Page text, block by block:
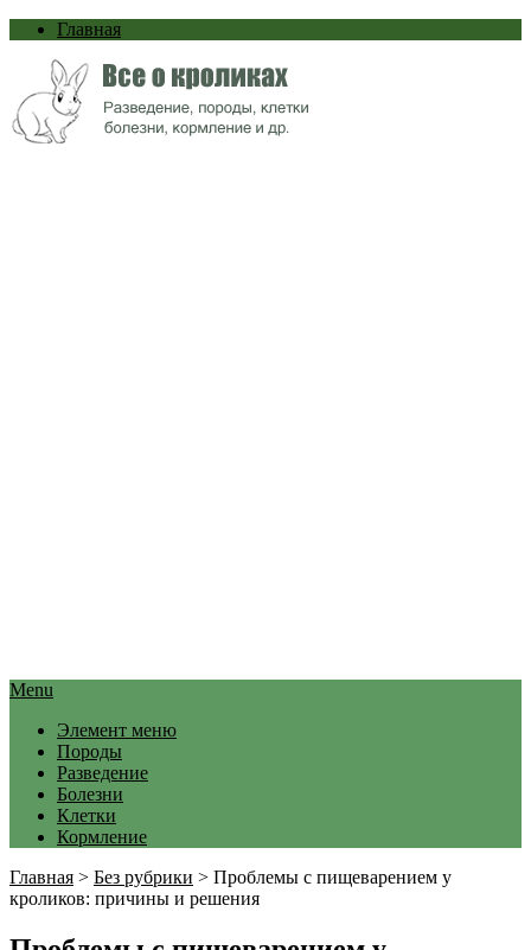
Главная
Menu
Элемент меню
Породы
Разведение
Болезни
Клетки
Кормление
Главная > Без рубрики > Проблемы с пищеварением у
кроликов: причины и решения